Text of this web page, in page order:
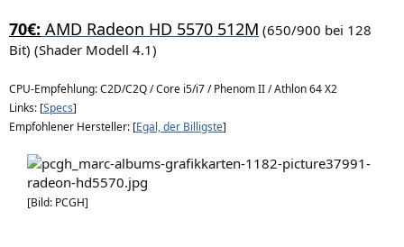
70€: AMD Radeon HD 5570 512M (650/900 bei 128
Bit) (Shader Modell 4.1)
CPU-Empfehlung: C2D/C2Q / Core i5/i7 / Phenom II / Athlon 64 X2
Links: [Specs]
Empfohlener Hersteller: [Egal, der Billigste]
[Bild: PCGH]